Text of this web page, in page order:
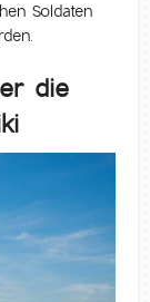
Soldaten
die